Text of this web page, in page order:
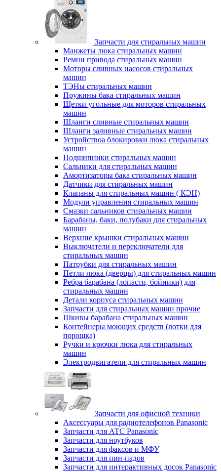
Запчасти для стиральных машин
Манжеты люка стиральных машин
Ремни привода стиральных машин
Моторы сливных насосов стиральных
машин
ТЭНы стиральных машин
Пружины бака стиральных машин
Щетки угольные для моторов стиральных
машин
Шланги сливные стиральных машин
Шланги заливные стиральных машин
Устройствоа блокировки люка стиральных
машин
Подшипники стиральных машин
Сальники для стиральных машин
Амортизаторы бака стиральных машин
Датчики для стиральных машин
Клапаны для стиральных машин ( КЭН)
Модули управления стиральных машин
Смазки сальников стиральных машин
Барабаны, баки, полубаки для стиральных
машин
Верхние крышки стиральных машин
Выключатели и переключатели для
стиральных машин
Патрубки для стиральных машин
Петли люка (дверцы) для стиральных машин
Ребра барабана (лопасти, бойники) для
стиральных машин
Детали корпуса стиральных машин
Запчасти для стиральных машин прочие
Шкивы барабана стиральных машин
Контейнеры моющих средств (лотки для
порошка)
Ручки и крючки люка для стиральных
машин
Электродвигатели для стиральных машин
Запчасти для офисной техники
Аксессуары для радиотелефонов Panasonic
Запчасти для АТС Panasonic
Запчасти для ноутбуков
Запчасти для факсов и МФУ
Запчасти для пин-падов
Запчасти для интерактивных досок Panasonic